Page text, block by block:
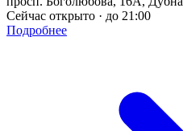
Сейчас открыто · до 21:00
Подробнее